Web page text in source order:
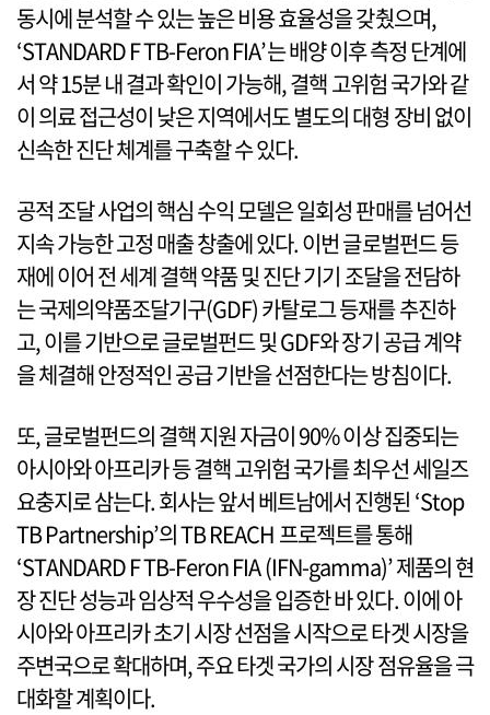
동시에 분석할 수 있는 높은 비용 효율성을 갖췄으며,
‘STANDARD F TB-Feron FIA’는 배양 이후 측정 단계에
서 약 15분 내 결과 확인이 가능해, 결핵 고위험 국가와 같
이 의료 접근성이 낮은 지역에서도 별도의 대형 장비 없이
신속한 진단 체계를 구축할 수 있다.
공적 조달 사업의 핵심 수익 모델은 일회성 판매를 넘어선
지속 가능한 고정 매출 창출에 있다. 이번 글로벌펀드 등
재에 이어 전 세계 결핵 약품 및 진단 기기 조달을 전담하
는 국제의약품조달기구(GDF) 카탈로그 등재를 추진하
고, 이를 기반으로 글로벌펀드 및 GDF와 장기 공급 계약
을 체결해 안정적인 공급 기반을 선점한다는 방침이다.
또, 글로벌펀드의 결핵 지원 자금이 90% 이상 집중되는
아시아와 아프리카 등 결핵 고위험 국가를 최우선 세일즈
요충지로 삼는다. 회사는 앞서 베트남에서 진행된 ‘Stop
TB Partnership’의 TB REACH 프로젝트를 통해
‘STANDARD F TB-Feron FIA (IFN-gamma)’ 제품의 현
장 진단 성능과 임상적 우수성을 입증한 바 있다. 이에 아
시아와 아프리카 초기 시장 선점을 시작으로 타겟 시장을
주변국으로 확대하며, 주요 타겟 국가의 시장 점유율을 극
대화할 계획이다.